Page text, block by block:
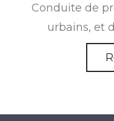
Conduite de
urbains, et